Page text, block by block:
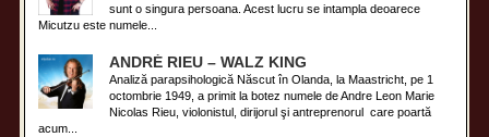
sunt o singura persoana. Acest lucru se intampla deoarece
Micutzu este numele...
ANDRÉ RIEU – WALZ KING
Analiză parapsihologică Născut în Olanda, la Maastricht, pe 1
octombrie 1949, a primit la botez numele de Andre Leon Marie
Nicolas Rieu, violonistul, dirijorul şi antreprenorul care poartă
acum...